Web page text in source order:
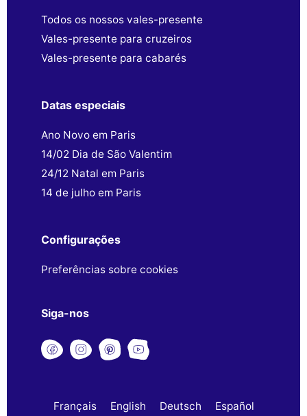
Todos os nossos vales-presente
Vales-presente para cruzeiros
Vales-presente para cabarés
Datas especiais
Ano Novo em Paris
14/02 Dia de São Valentim
24/12 Natal em Paris
14 de julho em Paris
Configurações
Preferências sobre cookies
Siga-nos
Français English Deutsch Español